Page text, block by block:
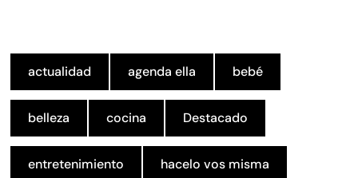
actualidad agenda ella bebé
belleza cocina Destacado
entretenimiento hacelo vos misma